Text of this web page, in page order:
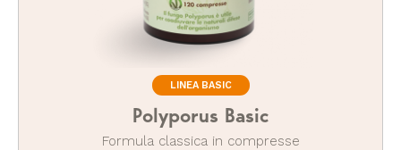
LINEA BASIC
Polyporus Basic
Formula classica in compresse